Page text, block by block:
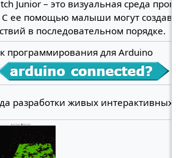
Junior – это визуальная среда
С ее помощью малыши могут
в последовательном порядке.
программирования для Arduino
разработки живых